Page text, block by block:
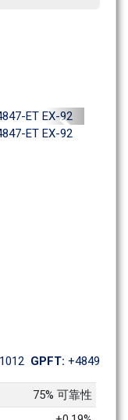
ET EX-92Next
GPFT: +4849
75% 可靠性